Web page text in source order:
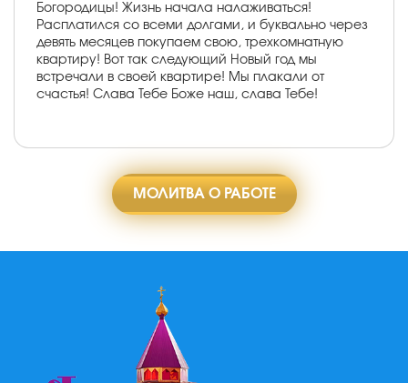
Богородицы! Жизнь начала налаживаться!
Расплатился со всеми долгами, и буквально через
девять месяцев покупаем свою, трехкомнатную
квартиру! Вот так следующий Новый год мы
встречали в своей квартире! Мы плакали от
счастья! Слава Тебе Боже наш, слава Тебе!
МОЛИТВА О РАБОТЕ